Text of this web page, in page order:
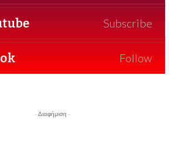
Subscribe
Follow
- Διαφήμιση -